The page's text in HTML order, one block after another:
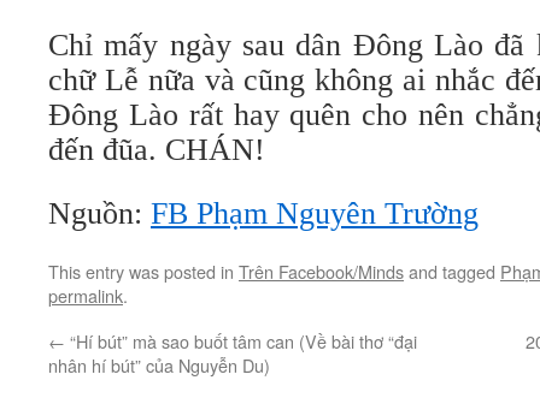
Chỉ mấy ngày sau dân Đông Lào đã
chữ Lễ nữa và cũng không ai nhắc
Đông Lào rất hay quên cho nên
đến đũa. CHÁN!
Nguồn: FB Phạm Nguyên Trường
This entry was posted in Trên Facebook/Mindsand tagged
permalink.
← “Hí bút” mà sao buốt tâm can (Về bài thơ “đại
nhân hí bút” của Nguyễn Du)